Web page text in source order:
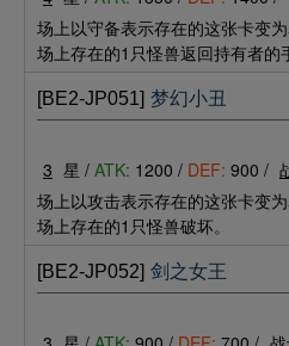
场上以守备表示存在的这张卡变
场上存在的1只怪兽返回持有者的
[BE2-JP051] 梦幻小丑
3 星 / ATK: 1200 / DEF: 900 /
场上以攻击表示存在的这张卡变
场上存在的1只怪兽破坏。
[BE2-JP052] 剑之女王